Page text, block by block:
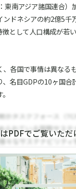
東南アジア諸国連合）
ンドネシアの約2億5千
徴として人口構成が若
、各国で事情は異なる
名目GDPの10ヶ国合
PDFでご覧いただ